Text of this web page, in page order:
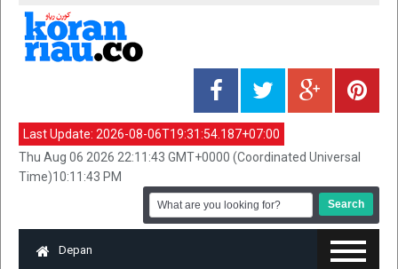
Last Update: 2026-08-06T19:31:54.187+07:00
Thu Aug 06 2026 22:11:43 GMT+0000 (Coordinated Universal
Time)10:11:43 PM
Depan